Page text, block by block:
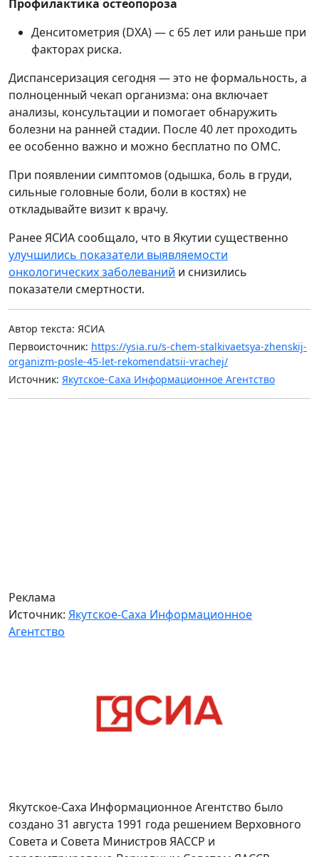
Профилактика остеопороза
Денситометрия (DXA) — с 65 лет или раньше при
факторах риска.
Диспансеризация сегодня — это не формальность, а
полноценный чекап организма: она включает
анализы, консультации и помогает обнаружить
болезни на ранней стадии. После 40 лет проходить
ее особенно важно и можно бесплатно по ОМС.
При появлении симптомов (одышка, боль в груди,
сильные головные боли, боли в костях) не
откладывайте визит к врачу.
Ранее ЯСИА сообщало, что в Якутии существенно
улучшились показатели выявляемости
онкологических заболеваний и снизились
показатели смертности.
Автор текста: ЯСИА
Первоисточник: https://ysia.ru/s-chem-stalkivaetsya-zhenskij-
organizm-posle-45-let-rekomendatsii-vrachej/
Источник: Якутское-Саха Информационное Агентство
Реклама
Источник: Якутское-Саха Информационное
Агентство
Якутское-Саха Информационное Агентство было
создано 31 августа 1991 года решением Верховного
Совета и Совета Министров ЯАССР и